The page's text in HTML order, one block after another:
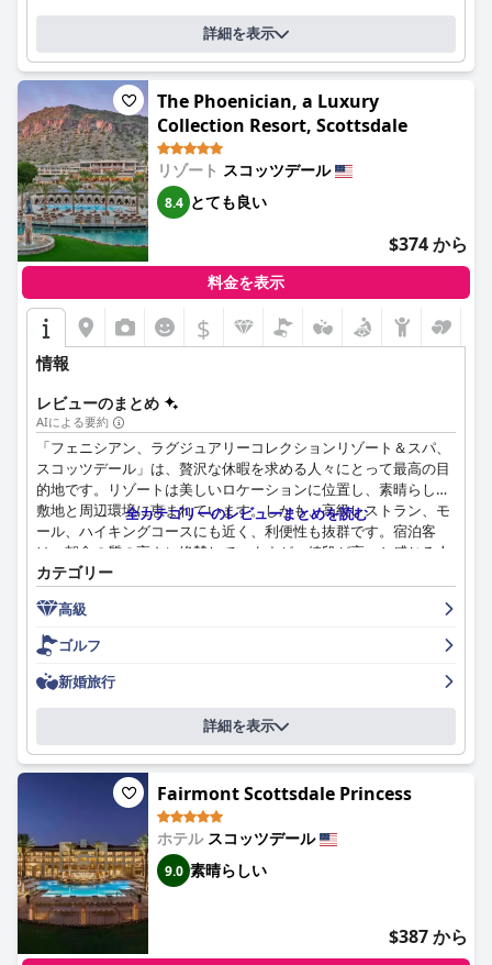
テルーシアは、ゲストに贅沢でリラックスできる休暇体験を提供
します。
詳細を表示
The Phoenician, a Luxury
Collection Resort, Scottsdale
リゾート スコッツデール
8.4 とても良い
$374 から
料金を表示
$
情報
レビューのまとめ
AIによる要約
「フェニシアン、ラグジュアリーコレクションリゾート＆スパ、
スコッツデール」は、贅沢な休暇を求める人々にとって最高の目
的地です。リゾートは美しいロケーションに位置し、素晴らしい
敷地と周辺環境に恵まれています。しかも、高級レストラン、モ
ール、ハイキングコースにも近く、利便性も抜群です。宿泊客
は、朝食の質の高さに絶賛していますが、値段が高いと感じる人
もいます。客室はモダンで広々としており、豪華なバスルームを
備えた設備の整った部屋ですが、一部は改装が必要かもしれませ
ん。リゾートは非常に清潔で、宿泊客は手入れの行き届いた敷
地、ジム、客室を高く評価しています。スタッフはフレンドリー
で、気配りがあり、快適で楽しい滞在を保証するために、期待以
上のサービスを提供してくれます。プールエリアは素晴らしいで
があります。全体として、「フェニシアン」は5つ星のリゾート
であり、平和で美しい雰囲気を提供しており、スコッツデールで
の贅沢な滞在にはお金を払う価値があります。
全カテゴリーのレビューまとめを読む
カテゴリー
高級
ゴルフ
新婚旅行
詳細を表示
Fairmont Scottsdale Princess
ホテル スコッツデール
9.0 素晴らしい
$387 から